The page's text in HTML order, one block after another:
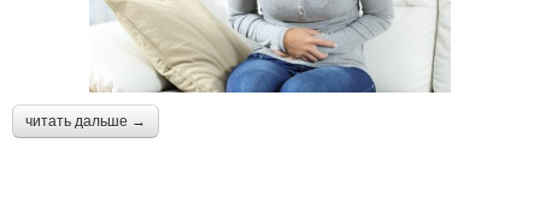
читать дальше →